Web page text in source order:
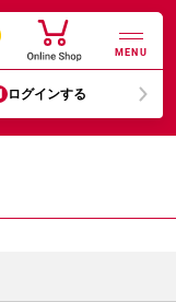
MENU
ログインする